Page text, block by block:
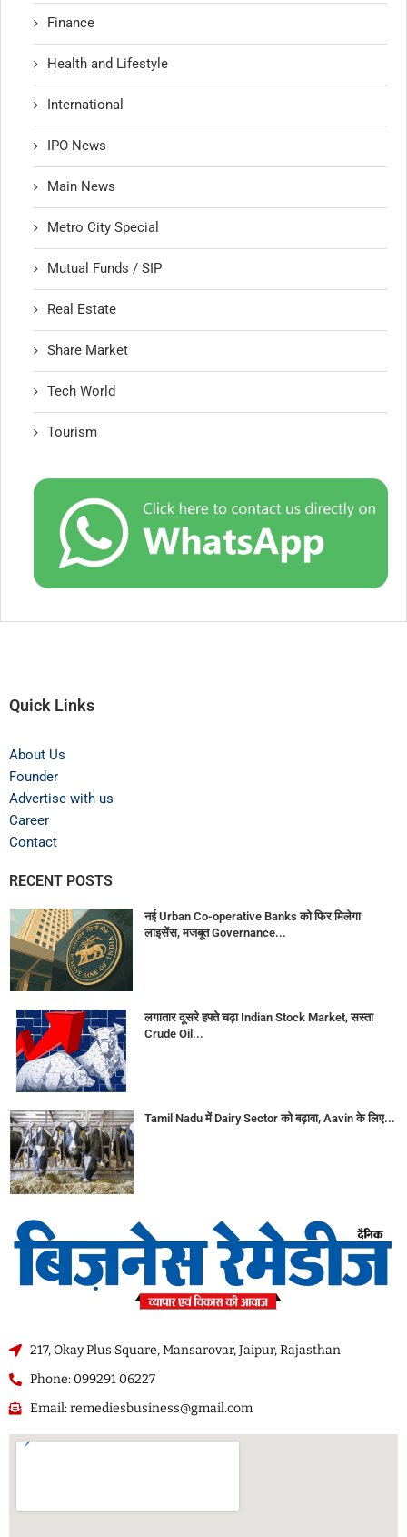
Finance
Health and Lifestyle
International
IPO News
Main News
Metro City Special
Mutual Funds / SIP
Real Estate
Share Market
Tech World
Tourism
Quick Links
About Us
Founder
Advertise with us
Career
Contact
RECENT POSTS
नई Urban Co-operative Banks को फिर मिलेगा
लाइसेंस, मजबूत Governance...
लगातार दूसरे हफ्ते चढ़ा Indian Stock Market, सस्ता
Crude Oil...
Tamil Nadu में Dairy Sector को बढ़ावा, Aavin के लिए...
217, Okay Plus Square, Mansarovar, Jaipur, Rajasthan
Phone: 099291 06227
Email: remediesbusiness@gmail.com